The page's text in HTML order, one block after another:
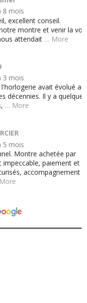
8 mois
excellent conseil.
montre et venir la
attendait … More
3 mois
avait évolué au
décennies. Il y a quelques
… More
5 mois
Montre achetée par
impeccable, paiement et
accompagnement
More